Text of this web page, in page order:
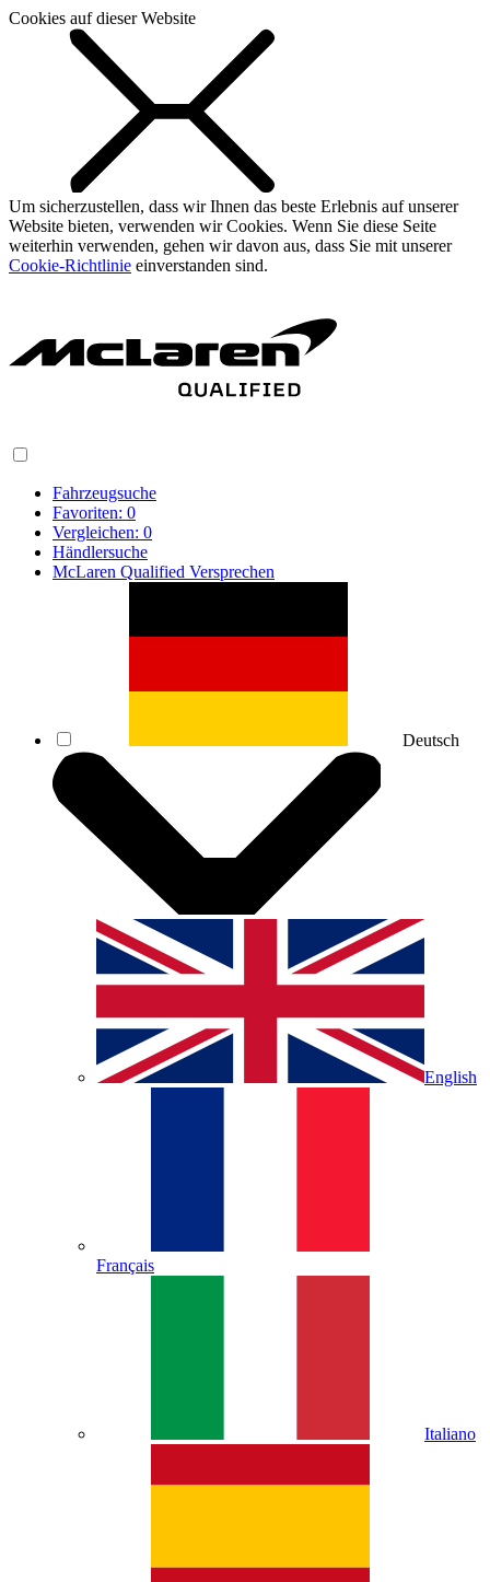
Cookies auf dieser Website
Um sicherzustellen, dass wir Ihnen das beste Erlebnis auf unserer
Website bieten, verwenden wir Cookies. Wenn Sie diese Seite
weiterhin verwenden, gehen wir davon aus, dass Sie mit unserer
Cookie-Richtlinie einverstanden sind.
Fahrzeugsuche
Favoriten: 0
Vergleichen: 0
Händlersuche
McLaren Qualified Versprechen
Deutsch
English
Français
Italiano